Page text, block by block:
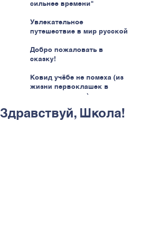
сильнее времени"
Увлекательное
путешествие в мир русской
Добро пожаловать в
сказку!
Ковид учёбе не помеха (из
жизни первоклашек в
эпоху пандемии)
Здравствуй, Школа!